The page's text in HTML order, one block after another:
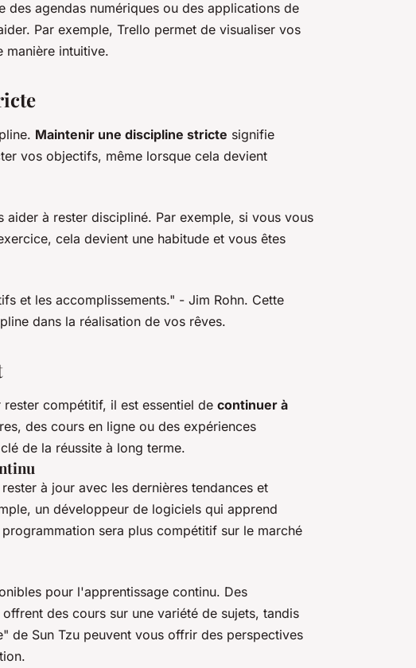
agendas numériques ou des applications de
Par exemple, Trello permet de visualiser vos
manière intuitive.
Maintenir une discipline stricte signifie
vos objectifs, même lorsque cela devient
aider à rester discipliné. Par exemple, si vous vous
cela devient une habitude et vous êtes
et les accomplissements." - Jim Rohn. Cette
dans la réalisation de vos rêves.
compétitif, il est essentiel de continuer à
des cours en ligne ou des expériences
de la réussite à long terme.
à jour avec les dernières tendances et
un développeur de logiciels qui apprend
sera plus compétitif sur le marché
pour l'apprentissage continu. Des
offrent des cours sur une variété de sujets, tandis
de Sun Tzu peuvent vous offrir des perspectives